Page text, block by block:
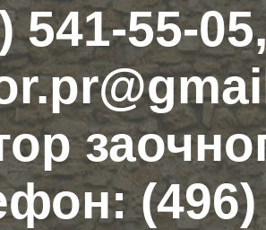
541-55-